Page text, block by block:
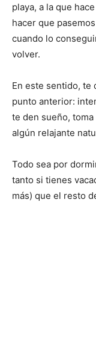
playa, a la que
hacer que
cuando lo
volver.
En este sentido, te
punto anterior:
te den sueño,
algún relajante
Todo sea por
tanto si tienes
más) que el resto